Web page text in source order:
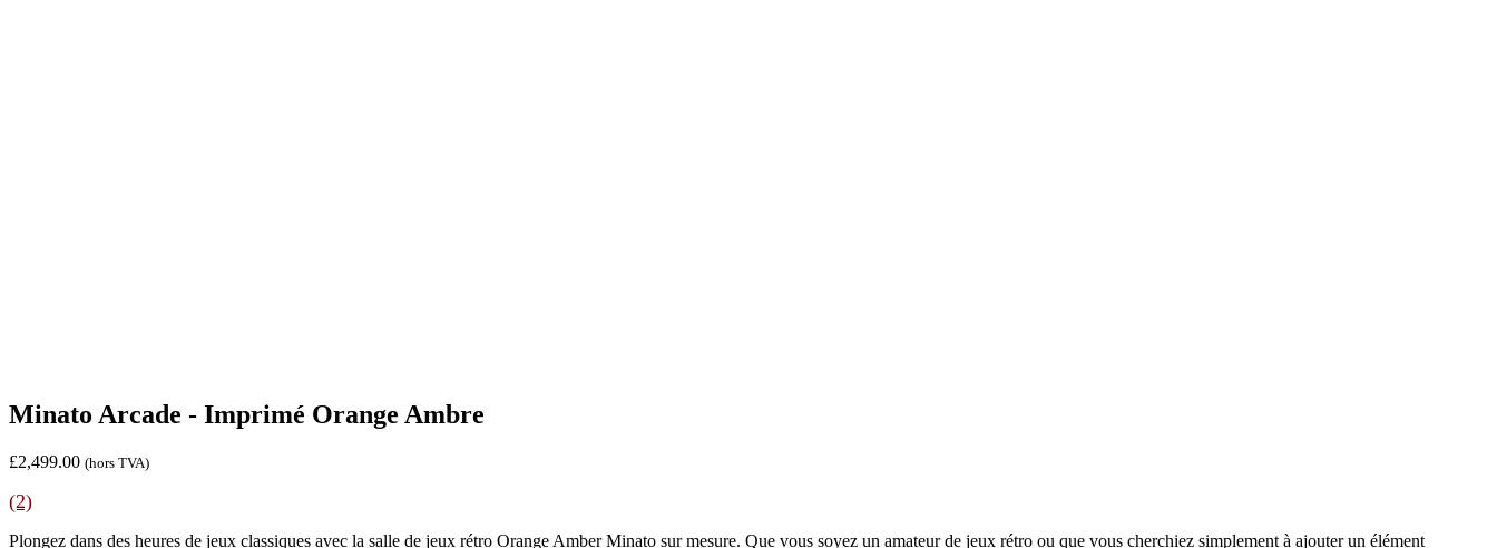
Minato Arcade - Imprimé Orange Ambre
£2,499.00 (hors TVA)
(2)
Plongez dans des heures de jeux classiques avec la salle de jeux rétro Orange Amber Minato sur mesure. Que vous soyez un amateur de jeux rétro ou que vous cherchiez simplement à ajouter un élément